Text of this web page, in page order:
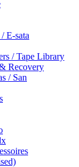
E-sata
/ Tape Library
Recovery
/ San